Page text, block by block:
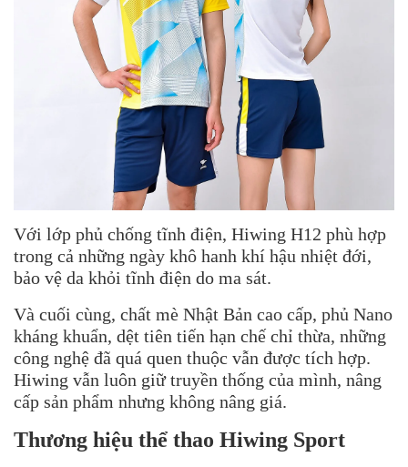
Với lớp phủ chống tĩnh điện, Hiwing H12 phù hợp
trong cả những ngày khô hanh khí hậu nhiệt đới,
bảo vệ da khỏi tĩnh điện do ma sát.
Và cuối cùng, chất mè Nhật Bản cao cấp, phủ Nano
kháng khuẩn, dệt tiên tiến hạn chế chỉ thừa, những
công nghệ đã quá quen thuộc vẫn được tích hợp.
Hiwing vẫn luôn giữ truyền thống của mình, nâng
cấp sản phẩm nhưng không nâng giá.
Thương hiệu thể thao Hiwing Sport